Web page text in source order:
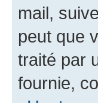
mail,
peut que
traité par
fournie,